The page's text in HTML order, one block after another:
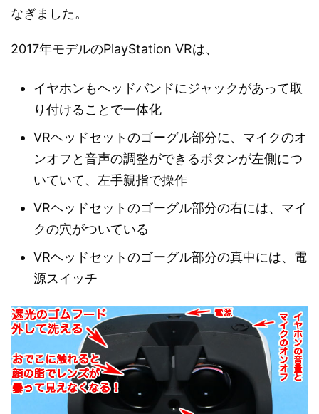
なぎました。
2017年モデルのPlayStation VRは、
イヤホンもヘッドバンドにジャックがあって取
り付けることで一体化
VRヘッドセットのゴーグル部分に、マイクのオ
ンオフと音声の調整ができるボタンが左側につ
いていて、左手親指で操作
VRヘッドセットのゴーグル部分の右には、マイ
クの穴がついている
VRヘッドセットのゴーグル部分の真中には、電
源スイッチ